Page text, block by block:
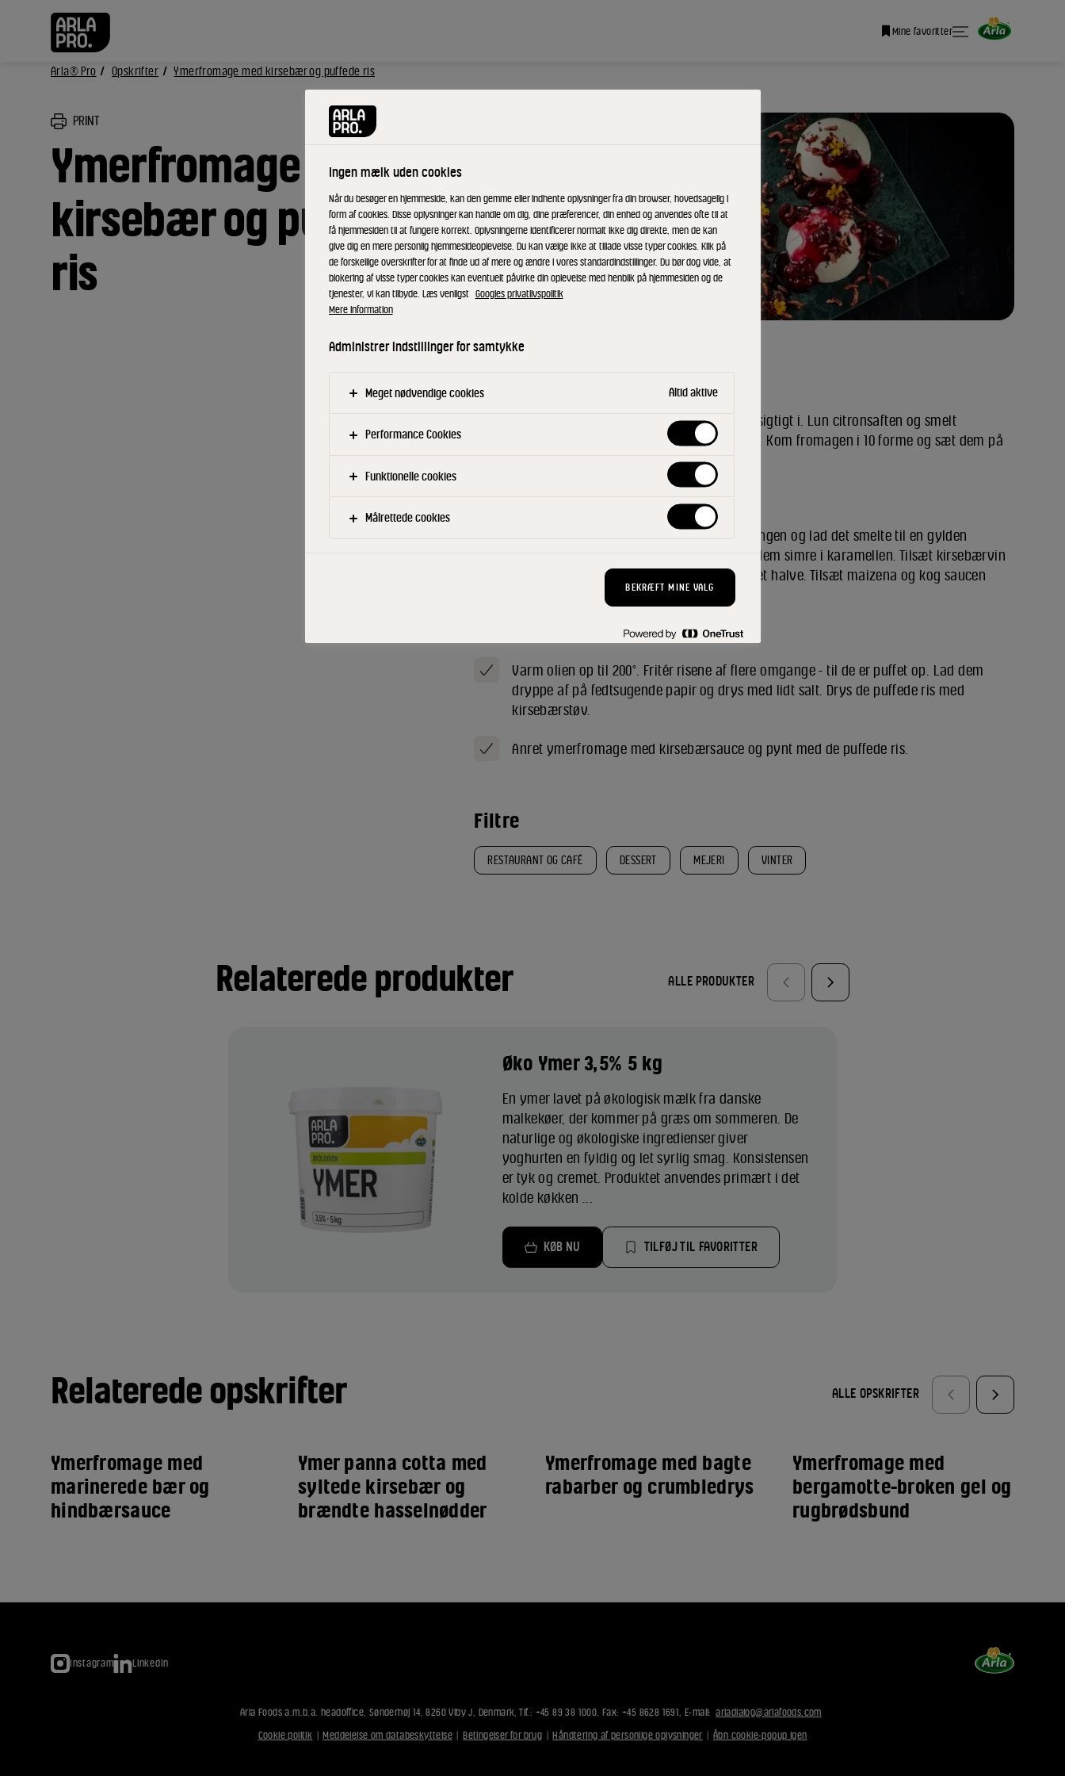
Mine favoritter
Arla® Pro Opskrifter Ymerfromage med kirsebær og puffede ris
PRINT
Ymerfromage med
kirsebær og puffede
ris
Ymerfromage
Pisk flormelis og æg luftigt. Vend ymer forsigtigt i. Lun citronsaften og smelt
husblassen heri. Vend det i ymerfromagen. Kom fromagen i 10 forme og sæt dem på
køl i 4-6 timer.
Kirsebærsauce
Kom sukkeret i en sautérpande – lidt af gangen og lad det smelte til en gylden
karamel. Tilsæt de frosne kirsebær og lad dem simre i karamellen. Tilsæt kirsebærvin
og flambér saucen til det er reduceret til det halve. Tilsæt maizena og kog saucen
Varm olien op til 200°. Fritér risene af flere omgange - til de er puffet op. Lad dem
dryppe af på fedtsugende papir og drys med lidt salt. Drys de puffede ris med
kirsebærstøv.
Anret ymerfromage med kirsebærsauce og pynt med de puffede ris.
Filtre
RESTAURANT OG CAFÉ DESSERT MEJERI VINTER
Relaterede produkter ALLE PRODUKTER
Øko Ymer 3,5% 5 kg
En ymer lavet på økologisk mælk fra danske
malkekøer, der kommer på græs om sommeren. De
naturlige og økologiske ingredienser giver
yoghurten en fyldig og let syrlig smag. Konsistensen
er tyk og cremet. Produktet anvendes primært i det
kolde køkken ...
KØB NU TILFØJ TIL FAVORITTER
Relaterede opskrifter ALLE OPSKRIFTER
Ymerfromage med
marinerede bær og
hindbærsauce
Ymer panna cotta med
syltede kirsebær og
brændte hasselnødder
Ymerfromage med bagte
rabarber og crumbledrys
Ymerfromage med
bergamotte-broken gel og
rugbrødsbund
Instagram LinkedIn
Arla Foods a.m.b.a. headoffice, Sønderhøj 14, 8260 Viby J, Denmark, Tlf.: +45 89 38 1000, Fax: +45 8628 1691, E-mail: arladialog@arlafoods.com
Cookie politik | Meddelelse om databeskyttelse | Betingelser for brug | Håndtering af personlige oplysninger | Åbn cookie-popup igen
Ingen mælk uden cookies
Når du besøger en hjemmeside, kan den gemme eller indhente oplysninger fra din browser, hovedsagelig i
form af cookies. Disse oplysninger kan handle om dig, dine præferencer, din enhed og anvendes ofte til at
få hjemmesiden til at fungere korrekt. Oplysningerne identificerer normalt ikke dig direkte, men de kan
give dig en mere personlig hjemmesideoplevelse. Du kan vælge ikke at tillade visse typer cookies. Klik på
de forskellige overskrifter for at finde ud af mere og ændre i vores standardindstillinger. Du bør dog vide, at
blokering af visse typer cookies kan eventuelt påvirke din oplevelse med henblik på hjemmesiden og de
tjenester, vi kan tilbyde. Læs venligst Googles privatlivspolitik
Mere information
Administrer indstillinger for samtykke
Meget nødvendige cookies Altid aktive
Performance Cookies
Funktionelle cookies
Målrettede cookies
BEKRÆFT MINE VALG